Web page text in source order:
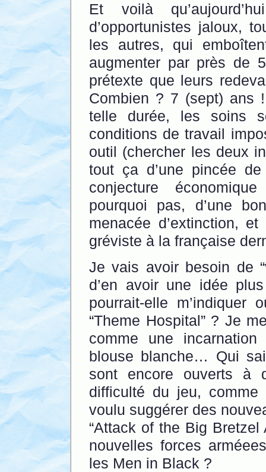
Et voilà
d’opportunistes jaloux,
les autres, qui
augmenter par près de
prétexte que leurs
Combien ? 7 (sept) ans
telle durée, les soins
conditions de travail
outil (chercher les deux
tout ça d’une pincée
conjecture
pourquoi pas, d’une
menacée d’extinction,
gréviste à la française
Je vais avoir besoin de
d’en avoir une idée
pourrait-elle m’indiquer
“Theme Hospital” ? Je
comme une
blouse blanche… Qui
sont encore ouverts à
difficulté du jeu,
voulu suggérer des
“Attack of the Big Bretzel
nouvelles forces
les Men in Black ?